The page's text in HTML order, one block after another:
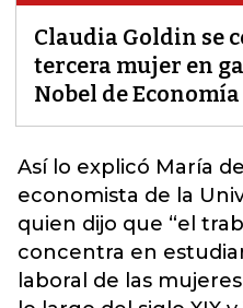
Claudia Goldin se
tercera mujer en
Nobel de Economía
Así lo explicó María
economista de la
quien dijo que “el
concentra en
laboral de las